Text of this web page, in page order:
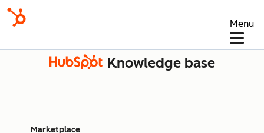
Menu
Knowledge base
Marketplace